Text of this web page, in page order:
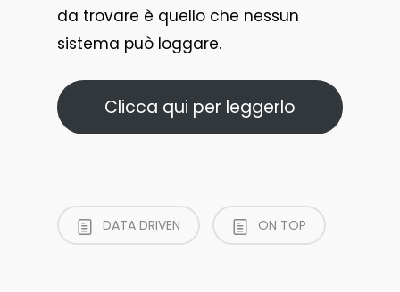
da trovare è quello che nessun
sistema può loggare.
Clicca qui per leggerlo
DATA DRIVEN ON TOP